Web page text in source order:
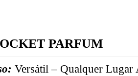
PARFUM
Versátil – Qualquer Lugar